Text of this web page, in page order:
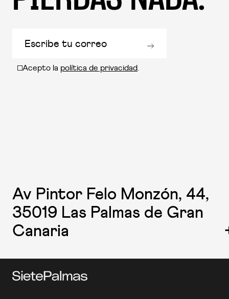
Acepto la política de privacidad.
Av Pintor Felo Monzón, 44,
35019 Las Palmas de Gran
Canaria